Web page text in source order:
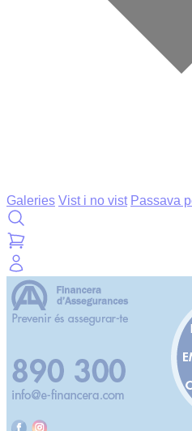
Galeries Vist i no vist Passava